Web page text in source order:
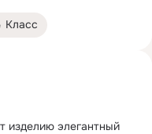
Класс
изделию элегантный